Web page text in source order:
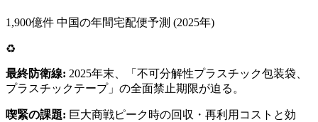
1,900億件 中国の年間宅配便予測 (2025年)
♻️
最終防衛線: 2025年末、「不可分解性プラスチック包装袋、
プラスチックテープ」の全面禁止期限が迫る。
喫緊の課題: 巨大商戦ピーク時の回収・再利用コストと効